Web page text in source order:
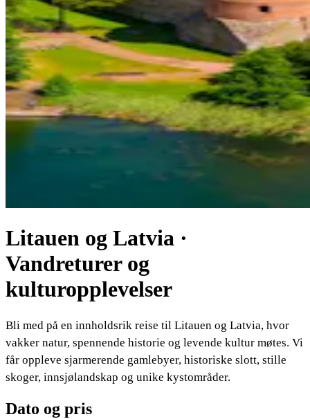
Litauen og Latvia ·
Vandreturer og
kulturopplevelser
Bli med på en innholdsrik reise til Litauen og Latvia, hvor
vakker natur, spennende historie og levende kultur møtes. Vi
får oppleve sjarmerende gamlebyer, historiske slott, stille
skoger, innsjølandskap og unike kystområder.
Dato og pris